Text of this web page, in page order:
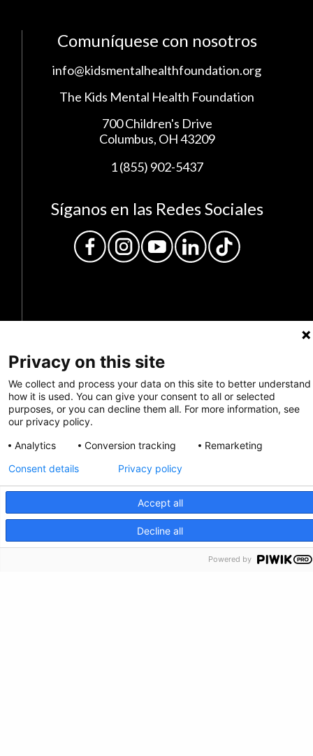
Comuníquese con nosotros
info@kidsmentalhealthfoundation.org
The Kids Mental Health Foundation
700 Children's Drive
Columbus, OH 43209
1 (855) 902-5437
Síganos en las Redes Sociales
Privacy Policy
Envianos tus comentarios
Información de crisis
Privacy on this site
We collect and process your data on this site to better understand
how it is used. You can give your consent to all or selected
purposes, or you can decline them all. For more information, see
our privacy policy.
Analytics
Conversion tracking Remarketing
Accept all
Decline all
Consent details Privacy policy
Powered by